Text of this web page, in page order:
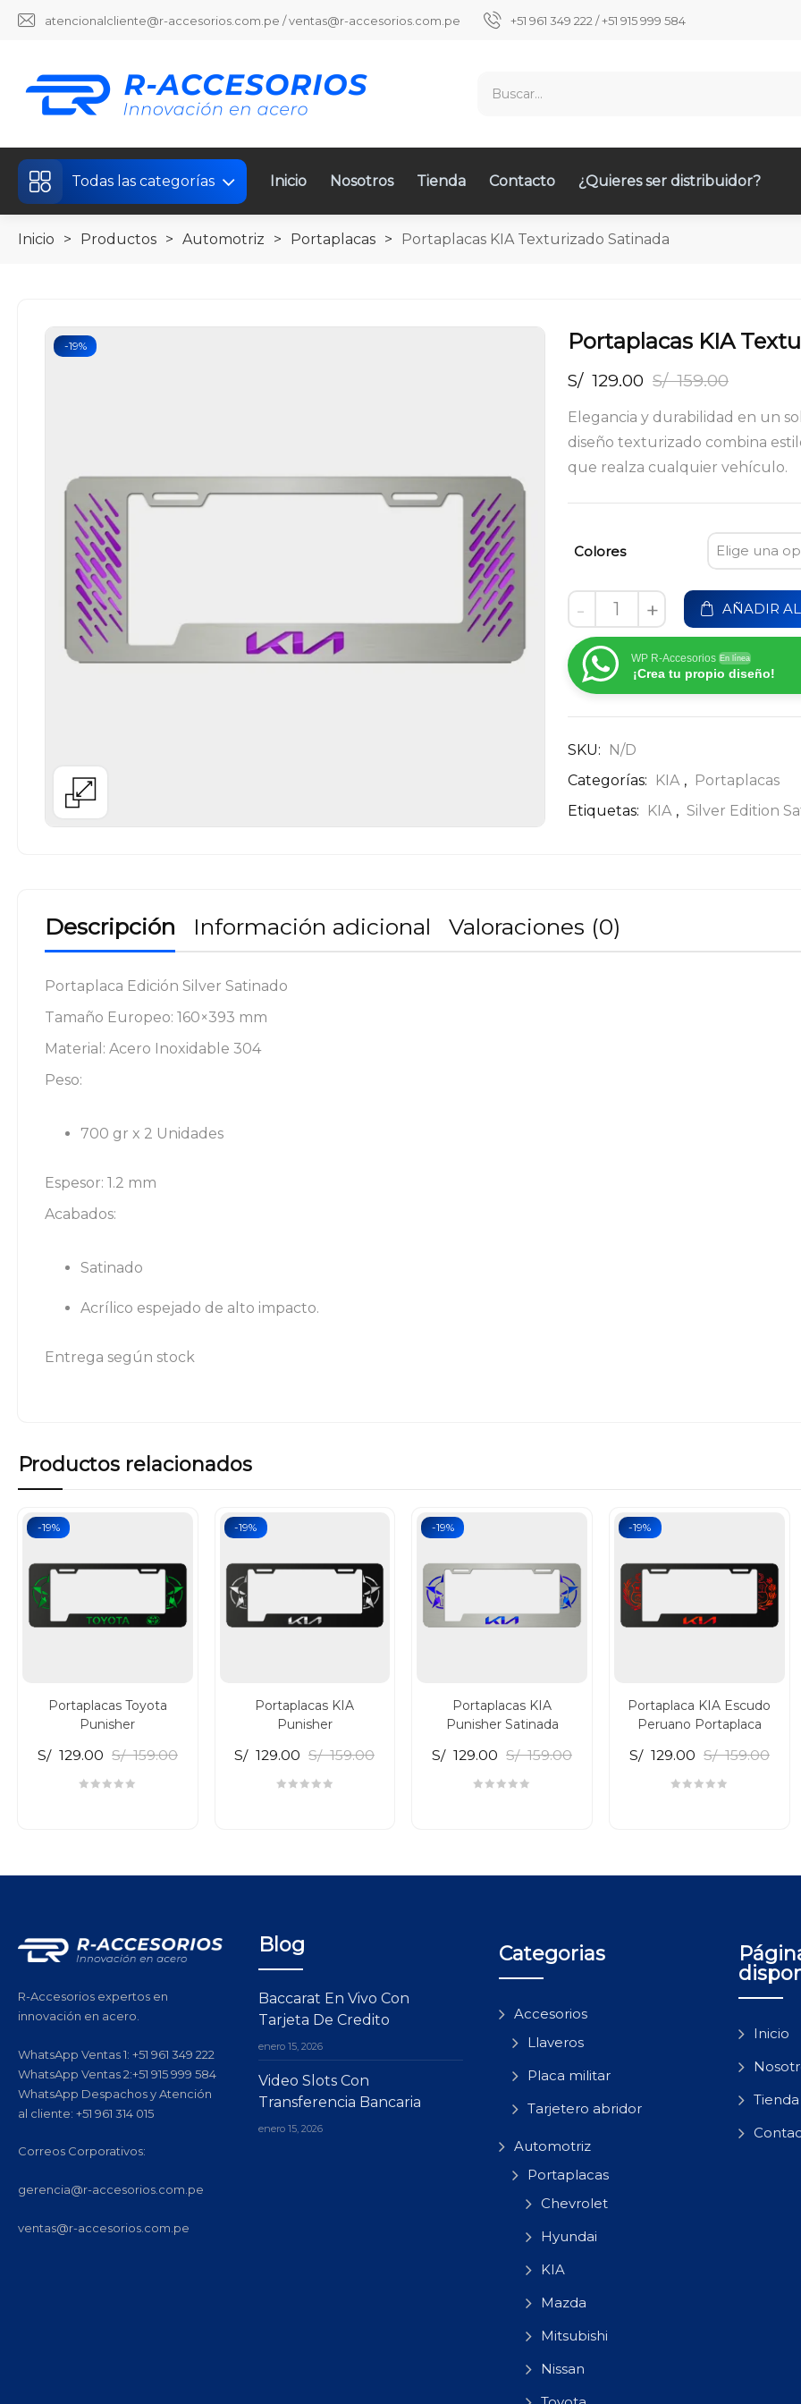
atencionalcliente@r-accesorios.com.pe / ventas@r-accesorios.com.pe +51 961 349 222 / +51 915 999 584
Todas las categorías Inicio Nosotros Tienda Contacto ¿Quieres ser distribuidor?
Inicio > Productos > Automotriz > Portaplacas > Portaplacas KIA Texturizado Satinada
-19% Portaplacas KIA
S/ 159.00
S/ 129.00
Elegancia y durabilidad en un
diseño texturizado combina
que realza cualquier vehículo.
Colores
- + AÑADIR
WP R-Accesorios En línea
¡Crea tu propio diseño!
SKU:
N/D
Categorías:
KIA , Portaplacas
Etiquetas:
KIA , Silver Edition
Descripción Información adicional Valoraciones (0)
Portaplaca Edición Silver Satinado
Tamaño Europeo: 160×393 mm
Material: Acero Inoxidable 304
Peso:
700 gr x 2 Unidades
Espesor: 1.2 mm
Acabados:
Satinado
Acrílico espejado de alto impacto.
Entrega según stock
Productos relacionados
Portaplacas Toyota
Punisher
S/ 159.00
S/ 129.00
-19%
Portaplacas KIA
Punisher
S/ 159.00
S/ 129.00
-19%
Portaplacas KIA
Punisher Satinada
S/ 159.00
S/ 129.00
-19%
Portaplaca KIA Escudo
Peruano Portaplaca
S/ 159.00
S/ 129.00
-19%
R-Accesorios expertos en
innovación en acero.
WhatsApp Ventas 1: +51 961 349 222
WhatsApp Ventas 2:+51 915 999 584
WhatsApp Despachos y Atención
al cliente: +51 961 314 015
Correos Corporativos:
gerencia@r-accesorios.com.pe
ventas@r-accesorios.com.pe
Blog
Baccarat En Vivo Con
Tarjeta De Credito
enero 15, 2026
Video Slots Con
Transferencia Bancaria
enero 15, 2026
Categorias
Accesorios
Llaveros
Placa militar
Tarjetero abridor
Automotriz
Portaplacas
Chevrolet
Hyundai
KIA
Mazda
Mitsubishi
Nissan
Inicio
Tienda